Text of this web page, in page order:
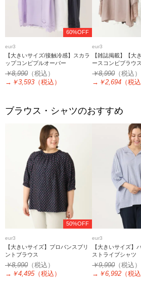
60%OFF
eur3
【大きいサイズ/接触冷感】スカラ
ップコンビプルオーバー
￥8,990 （税込）
→ ￥3,593 （税込）
eur3
【雑誌掲載】【大
ースコンビブラウス
￥8,990（税込）
→ ￥2,694 （税込
ブラウス・シャツのおすすめ
50%OFF
eur3
【大きいサイズ】プロバンスプリ
ントブラウス
￥8,990 （税込）
→ ￥4,495（税込）
eur3
【大きいサイズ】
ストライプシャツ
￥9,990（税込）
→ ￥6,992 （税込